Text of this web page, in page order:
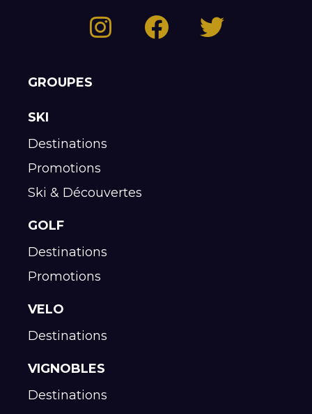
GROUPES
SKI
Destinations
Promotions
Ski & Découvertes
GOLF
Destinations
Promotions
VELO
Destinations
VIGNOBLES
Destinations